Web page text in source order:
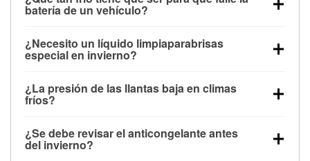
batería de un vehículo?
debajo de los 32 °F y puede perder hasta la mitad de
su potencia de arranque cerca de los 0 °F, lo que
arranque.
¿Necesito un líquido limpiaparabrisas
especial en invierno?
la congelación y ayuda a disolver la sal y la nieve
derretida en la carretera para mejorar la visibilidad.
¿La presión de las llantas baja en climas
fríos?
alrededor de 1 PSI por cada 10 °F que baja la
temperatura. Puedes obtener más información sobre
¿Se debe revisar el anticongelante antes
del invierno?